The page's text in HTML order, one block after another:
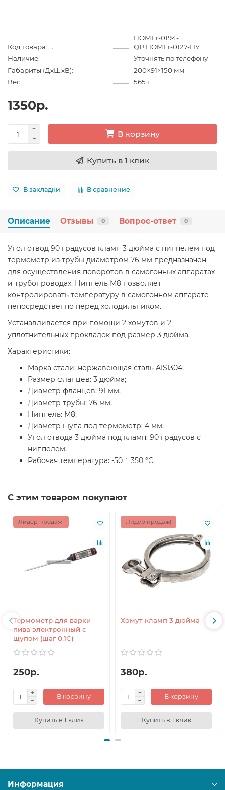
Код товара:
HOMEr-0194-
Q1+HOMEr-0127-ПУ
Наличие:
Уточнять по телефону
Габариты (ДхШхВ):
200×91×150 мм
Вес:
565 г
1350р.
В корзину
Купить в 1 клик
В закладки В сравнение
Описание Отзывы 0 Вопрос-ответ 0
Угол отвод 90 градусов кламп 3 дюйма с ниппелем под
термометр из трубы диаметром 76 мм предназначен
для осуществления поворотов в самогонных аппаратах
и трубопроводах. Ниппель М8 позволяет
контролировать температуру в самогонном аппарате
непосредственно перед холодильником.
Устанавливается при помощи 2 хомутов и 2
уплотнительных прокладок под размер 3 дюйма.
Характеристики:
Марка стали: нержавеющая сталь AISI304;
Размер фланцев: 3 дюйма;
Диаметр фланцев: 91 мм;
Диаметр трубы: 76 мм;
Ниппель: М8;
Диаметр щупа под термометр: 4 мм;
Угол отвода 3 дюйма под кламп: 90 градусов с
ниппелем;
Рабочая температура: -50 ÷ 350 °С.
С этим товаром покупают
Лидер продаж!
Термометр для варки
пива электронный с
щупом (шаг 0.1C)
250р.
В корзину
Купить в 1 клик
Лидер продаж!
Хомут кламп 3 дюйма
380р.
В корзину
Купить в 1 клик
Информация